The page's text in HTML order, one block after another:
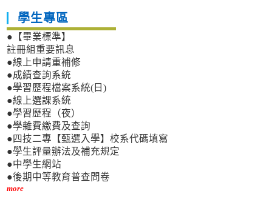
學生專區
●【畢業標準】
註冊組重要訊息
●線上申請重補修
●成績查詢系統
●學習歷程檔案系統(日)
●線上選課系統
●學習歷程（夜）
●學雜費繳費及查詢
●四技二專【甄選入學】校系代碼填寫
●學生評量辦法及補充規定
●中學生網站
●後期中等教育普查問卷
more